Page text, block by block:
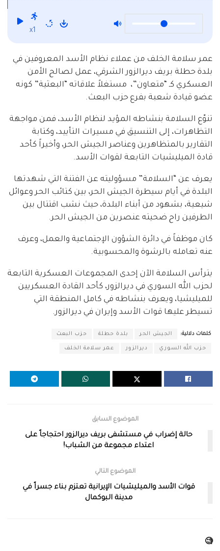
x1
عمر سلامة الخلف من عملاء نظام الأسد المعروفين في
بلدة حطلة بريف ديرالزور الشرقي، عمل لصالح الأمن
العسكري كـ “متعاون”، مستغلاً علاقاته “البعثية” كونه
عضو قيادة شعبة بفرع حزب البعث.
تنوّع السلامة بنشاطه المؤيد لنظام الأسد، فمن مواجهة
التظاهرات، إلى التنسيق في مسيرات التأييد، وكتابة
التقارير بالمتظاهرين وعناصر الجيش الحر، وأخيراً كأحد
قادة الميليشيات التابعة لقوات الأسد.
يعرف عن “السلامة” مسؤوليته عن الفتنة التي شهدتها
البلدة في أيام سيطرة الجيش الحر، بين كتائب الحر وعوائل
شيعية، بشهود من أبناء البلدة، حيث نشب اقتتال بين
الطرفين راح ضحيته عنصرين من الجيش الحر.
كان موظفاً في دائرة الشؤون الإجتماعية والعمل، وعرف
عنه تعامله بالرشوة والمحسوبية.
يترأس السلامة الآن إحدى المجموعات العسكرية التابعة
لحزب الله السوري في ديرالزور، كأحد القادة العسكريين
للميليشيا، ويعرف بنشاطه في كامل المنطقة التي
تسيطر عليها قوات الأسد وإيران في ديرالزور.
كلمات دلالية: الجيش الحر بلدة حطلة حزب البعث
حزب الله السوري ديرالزور عمر سلامة الخلف
الموضوع السابق
حالة إضراب في مستشفى بريف ديرالزور احتجاجاً على
اعتداء مجموعة من الشباب!
الموضوع التالي
قوات الأسد والميليشيات الإيرانية تعتزم بناء جسراً في
مدينة البوكمال
🧐